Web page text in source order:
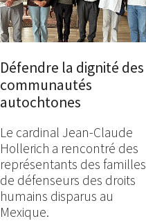
Défendre la dignité des
communautés
autochtones
Le cardinal Jean-Claude
Hollerich a rencontré des
représentants des familles
de défenseurs des droits
humains disparus au
Mexique.